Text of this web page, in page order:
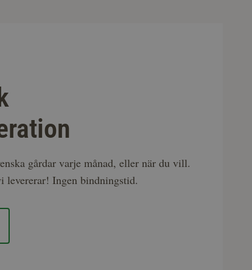
gårdar varje månad, eller när du vill.
Ingen bindningstid.